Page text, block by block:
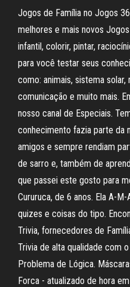
Jogos de Família no Jogos
melhores e mais novos
infantil, colorir, pintar,
para você testar seus
como: animais, sistema
comunicação e muito mais.
nosso canal de Especiais.
conhecimento fazia parte da
amigos e sempre rendiam
de sarro e, também de
que passei este gosto para
Cururuca, de 6 anos. Ela A-
quizes e coisas do tipo.
Trivia, fornecedores de
Trivia de alta qualidade com
Problema de Lógica.
Forca - atualizado de hora